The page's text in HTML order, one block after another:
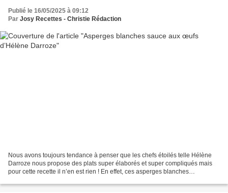
Publié le 16/05/2025 à 09:12
Par Josy Recettes - Christie Rédaction
Nous avons toujours tendance à penser que les chefs étoilés telle Hélène
Darroze nous propose des plats super élaborés et super compliqués mais
pour cette recette il n’en est rien ! En effet, ces asperges blanches